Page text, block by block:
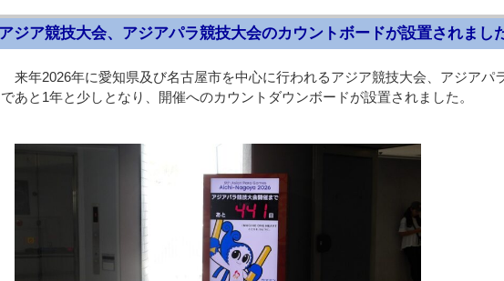
アジア競技大会、アジアパラ競技大会のカウントボードが設置されまし
来年2026年に愛知県及び名古屋市を中心に行われるアジア競技大会、アジアパ
であと1年と少しとなり、開催へのカウントダウンボードが設置されました。